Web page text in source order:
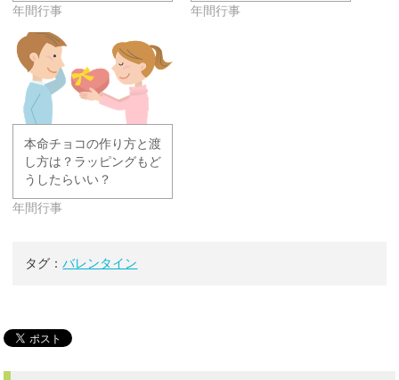
年間行事 年間行事
本命チョコの作り方と渡
し方は？ラッピングもど
うしたらいい？
年間行事
タグ：バレンタイン